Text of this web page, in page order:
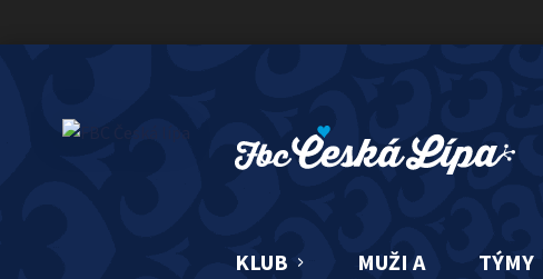
KLUB MUŽI A TÝMY